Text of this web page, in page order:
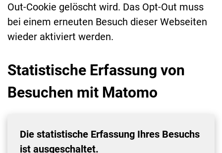
Out-Cookie gelöscht wird. Das Opt-Out muss
bei einem erneuten Besuch dieser Webseiten
wieder aktiviert werden.
Statistische Erfassung von
Besuchen mit Matomo
Die statistische Erfassung Ihres Besuchs
ist ausgeschaltet.